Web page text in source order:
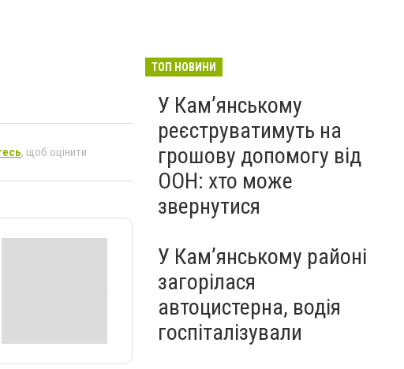
, щоб оцінити
ТОП НОВИНИ
У Кам’янському
реєструватимуть на
грошову допомогу від
ООН: хто може
звернутися
У Кам’янському районі
загорілася
автоцистерна, водія
госпіталізували